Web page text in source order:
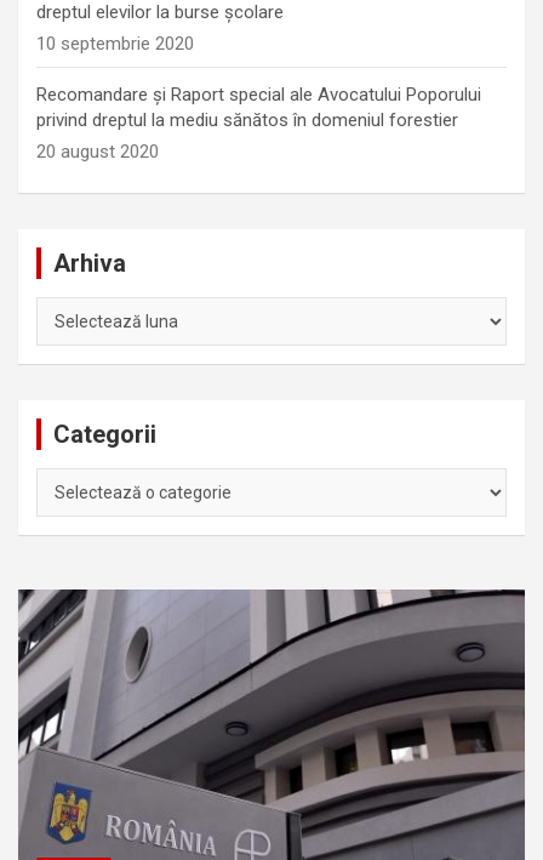
dreptul elevilor la burse școlare
10 septembrie 2020
Recomandare și Raport special ale Avocatului Poporului
privind dreptul la mediu sănătos în domeniul forestier
20 august 2020
Arhiva
Categorii